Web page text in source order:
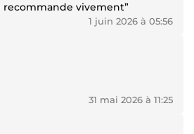
recommande vivement”
1 juin 2026 à 05:56
31 mai 2026 à 11:25